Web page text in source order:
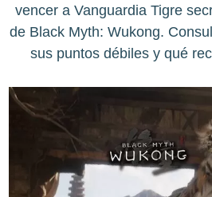
vencer a Vanguardia Tigre
de Black Myth: Wukong.
sus puntos débiles y qué